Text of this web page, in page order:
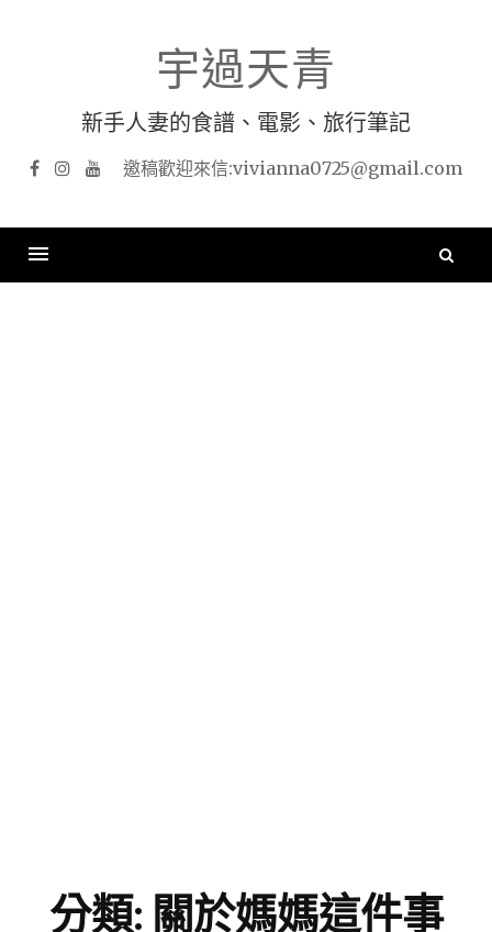
宇過天青
新手人妻的食譜、電影、旅行筆記
FacebookInstagramYouTube
分類: 關於媽媽這件事